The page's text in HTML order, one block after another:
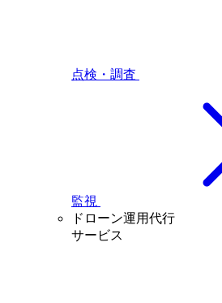
点検・調査
監視
ドローン運用代行
サービス